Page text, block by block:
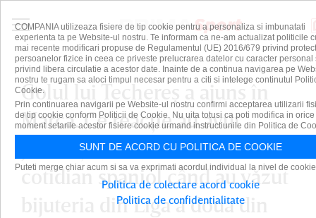
Golul lui Techereş a ajuns în
Marca. Ce reacţie au avut
jurnaliştii de la celebrul
cotidian spaniol când au văzut
bijuteria din Liga a doua din
COMPANIA utilizeaza fisiere de tip cookie pentru a personaliza si imbunatati
experienta ta pe Website-ul nostru. Te informam ca ne-am actualizat politicile
mai recente modificari propuse de Regulamentul (UE) 2016/679 privind
persoanelor fizice in ceea ce priveste prelucrarea datelor cu caracter personal
privind libera circulatie a acestor date. Inainte de a continua navigarea pe
nostru te rugam sa aloci timpul necesar pentru a citi si intelege continutul
Cookie.
Prin continuarea navigarii pe Website-ul nostru confirmi acceptarea utilizarii
de tip cookie conform Politicii de Cookie. Nu uita totusi ca poti modifica in orice
moment setarile acestor fisiere cookie urmand instructiunile din Politica de
SUNT DE ACORD CU POLITICA DE COOKIE
Puteti merge chiar acum si sa va exprimati acordul individual la nivel de
Politica de colectare acord cookie
Politica de confidentialitate